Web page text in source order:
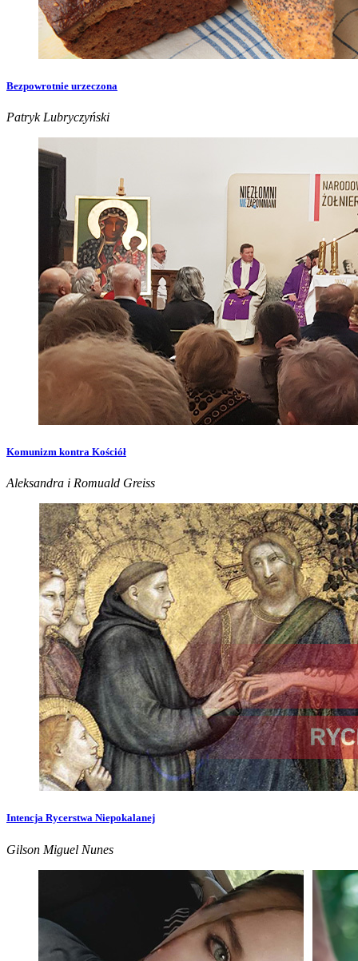
Bezpowrotnie urzeczona
Patryk Lubryczyński
Komunizm kontra Kościół
Aleksandra i Romuald Greiss
Intencja Rycerstwa Niepokalanej
Gilson Miguel Nunes